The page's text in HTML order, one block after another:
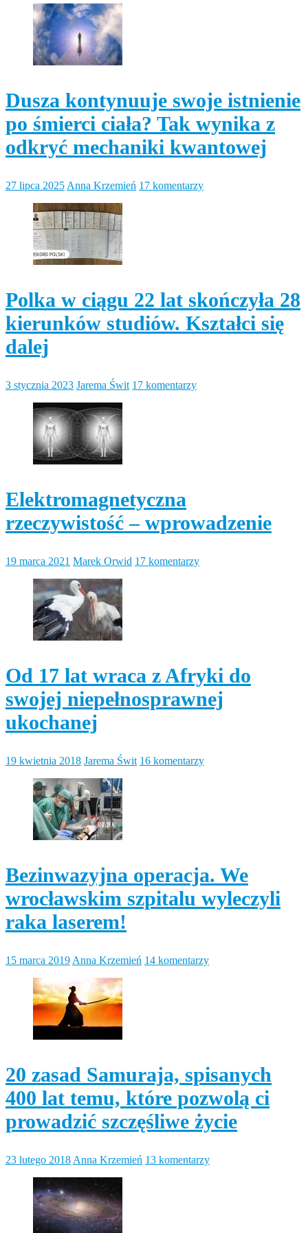
Dusza kontynuuje swoje istnienie
po śmierci ciała? Tak wynika z
odkryć mechaniki kwantowej
27 lipca 2025 Anna Krzemień 17 komentarzy
Polka w ciągu 22 lat skończyła 28
kierunków studiów. Kształci się
dalej
3 stycznia 2023 Jarema Świt 17 komentarzy
Elektromagnetyczna
rzeczywistość – wprowadzenie
19 marca 2021 Marek Orwid 17 komentarzy
Od 17 lat wraca z Afryki do
swojej niepełnosprawnej
ukochanej
19 kwietnia 2018 Jarema Świt 16 komentarzy
Bezinwazyjna operacja. We
wrocławskim szpitalu wyleczyli
raka laserem!
15 marca 2019 Anna Krzemień 14 komentarzy
20 zasad Samuraja, spisanych
400 lat temu, które pozwolą ci
prowadzić szczęśliwe życie
23 lutego 2018 Anna Krzemień 13 komentarzy